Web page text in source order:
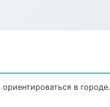
в городе.